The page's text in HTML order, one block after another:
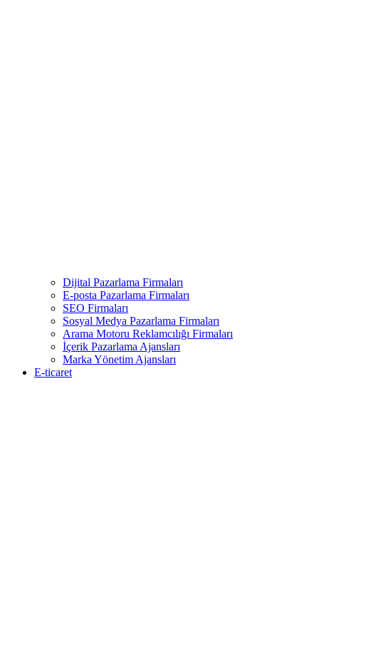
Dijital Pazarlama Firmaları
E-posta Pazarlama Firmaları
SEO Firmaları
Sosyal Medya Pazarlama Firmaları
Arama Motoru Reklamcılığı Firmaları
İçerik Pazarlama Ajansları
Marka Yönetim Ajansları
E-ticaret